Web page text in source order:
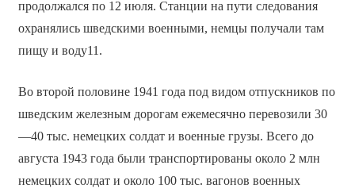
продолжался по 12 июля. Станции на пути следования
охранялись шведскими военными, немцы получали там
пищу и воду11.
Во второй половине 1941 года под видом отпускников по
шведским железным дорогам ежемесячно перевозили 30
—40 тыс. немецких солдат и военные грузы. Всего до
августа 1943 года были транспортированы около 2 млн
немецких солдат и около 100 тыс. вагонов военных